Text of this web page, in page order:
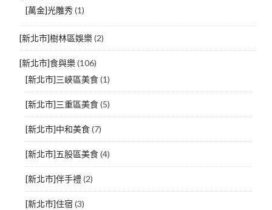
[萬金]光雕秀(1)
[新北市]樹林區娛樂(2)
[新北市]食與樂(106)
[新北市]三峽區美食(1)
[新北市]三重區美食(5)
[新北市]中和美食(7)
[新北市]五股區美食(4)
[新北市]伴手禮(2)
[新北市]住宿 (3)